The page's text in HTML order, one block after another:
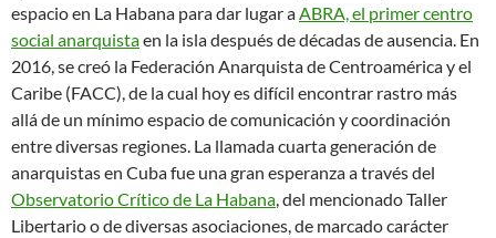
espacio en La Habana para dar lugar aABRA, el primer centro
social anarquistaen la isla después de décadas de ausencia. En
2016, se creó la Federación Anarquista de Centroamérica y el
Caribe (FACC), de la cual hoy es difícil encontrar rastro más
allá de un mínimo espacio de comunicación y coordinación
entre diversas regiones. La llamada cuarta generación de
anarquistas en Cuba fue una gran esperanza a través del
Observatorio Crítico de La Habana, del mencionado Taller
Libertario o de diversas asociaciones, de marcado carácter